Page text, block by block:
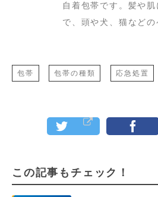
自着包帯です。髪や
で、頭や犬、猫などの
包帯 包帯の種類 応急処置
この記事もチェック！